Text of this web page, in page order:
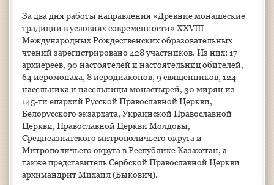
За два дня работы направления «Древние монашеские
традиции в условиях современности» XXVIII
Международных Рождественских образовательных
чтений зарегистрировано 428 участников. Из них: 17
архиереев, 90 настоятелей и настоятельниц обителей,
64 иеромонаха, 8 иеродиаконов, 9 священников, 124
насельника и насельницы монастырей, 30 мирян из
145-ти епархий Русской Православной Церкви,
Белорусского экзархата, Украинской Православной
Церкви, Православной Церкви Молдовы,
Среднеазиатского митрополичьего округа и
Митрополичьего округа в Республике Казахстан, а
также представитель Сербской Православной Церкви
архимандрит Михаил (Быкович).